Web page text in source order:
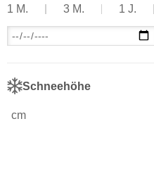
1 M. 3 M. 1 J.
Schneehöhe
cm